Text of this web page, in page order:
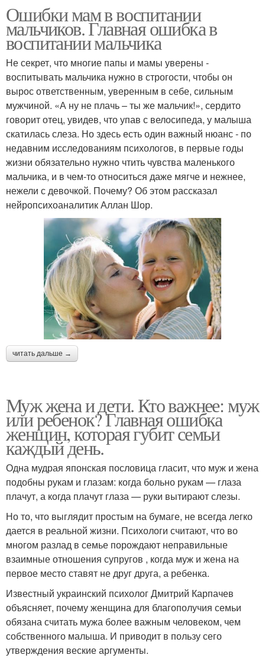
Ошибки мам в воспитании
мальчиков. Главная ошибка в
воспитании мальчика
Не секрет, что многие папы и мамы уверены -
воспитывать мальчика нужно в строгости, чтобы он
вырос ответственным, уверенным в себе, сильным
мужчиной. «А ну не плачь – ты же мальчик!», сердито
говорит отец, увидев, что упав с велосипеда, у малыша
скатилась слеза. Но здесь есть один важный нюанс - по
недавним исследованиям психологов, в первые годы
жизни обязательно нужно чтить чувства маленького
мальчика, и в чем-то относиться даже мягче и нежнее,
нежели с девочкой. Почему? Об этом рассказал
нейропсихоаналитик Аллан Шор.
читать дальше →
Муж жена и дети. Кто важнее: муж
или ребенок? Главная ошибка
женщин, которая губит семьи
каждый день.
Одна мудрая японская пословица гласит, что муж и жена
подобны рукам и глазам: когда больно рукам — глаза
плачут, а когда плачут глаза — руки вытирают слезы.
Но то, что выглядит простым на бумаге, не всегда легко
дается в реальной жизни. Психологи считают, что во
многом разлад в семье порождают неправильные
взаимные отношения супругов , когда муж и жена на
первое место ставят не друг друга, а ребенка.
Известный украинский психолог Дмитрий Карпачев
объясняет, почему женщина для благополучия семьи
обязана считать мужа более важным человеком, чем
собственного малыша. И приводит в пользу сего
утверждения веские аргументы.